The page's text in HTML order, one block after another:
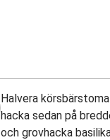
Halvera
hacka sedan på
och grovhacka